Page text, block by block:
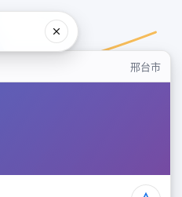
邢台市